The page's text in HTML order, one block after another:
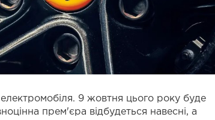
9 жовтня цього року буде
прем'єра відбудеться навесні, а